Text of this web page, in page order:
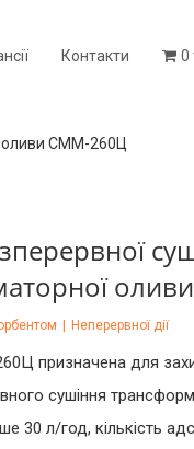
Контакти 0
оливи СММ-260Ц
Неперервної дії
призначена для
сушіння
30 л/год, кількість